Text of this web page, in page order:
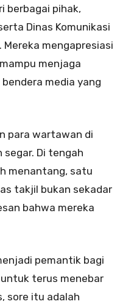
berbagai pihak,
Dinas Komunikasi
mengapresiasi
menjaga
media yang
para wartawan di
segar. Di tengah
menantang, satu
takjil bukan sekadar
bahwa mereka
pemantik bagi
terus menebar
sore itu adalah